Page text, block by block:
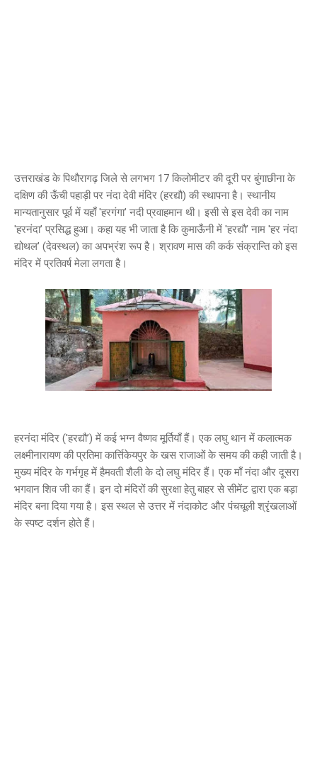
उत्तराखंड के पिथौरागढ़ जिले से लगभग 17 किलोमीटर की दूरी पर बुंगाछीना के
दक्षिण की ऊँची पहाड़ी पर नंदा देवी मंदिर (हरद्यौ) की स्थापना है। स्थानीय
मान्यतानुसार पूर्व में यहाँ 'हरगंगा’ नदी प्रवाहमान थी। इसी से इस देवी का नाम
'हरनंदा’ प्रसिद्ध हुआ। कहा यह भी जाता है कि कुमाऊँनी में 'हरद्यौ’ नाम 'हर नंदा
द्योथल’ (देवस्थल) का अपभ्रंश रूप है। श्रावण मास की कर्क संक्रान्ति को इस
मंदिर में प्रतिवर्ष मेला लगता है।
हरनंदा मंदिर ('हरद्यौ’) में कई भग्न वैष्णव मूर्तियाँ हैं। एक लघु थान में कलात्मक
लक्ष्मीनारायण की प्रतिमा कार्त्तिकेयपुर के खस राजाओं के समय की कही जाती है।
मुख्य मंदिर के गर्भगृह में हैमवती शैली के दो लघु मंदिर हैं। एक माँ नंदा और दूसरा
भगवान शिव जी का हैं। इन दो मंदिरों की सुरक्षा हेतु बाहर से सीमेंट द्वारा एक बड़ा
मंदिर बना दिया गया है। इस स्थल से उत्तर में नंदाकोट और पंचचूली श्रृंखलाओं
के स्पष्ट दर्शन होते हैं।